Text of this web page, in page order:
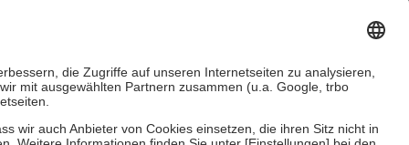
Zuzahlungen an bei: